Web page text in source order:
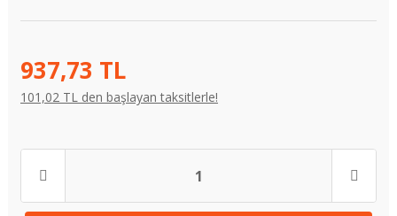
937,73 TL
101,02 TL den başlayan taksitlerle!